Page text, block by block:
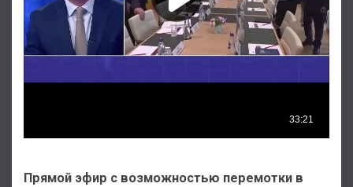
Прямой эфир с возможностью перемотки в